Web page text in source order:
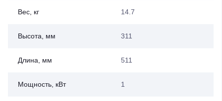
Вес, кг 14.7
Высота, мм 311
Длина, мм 511
Мощность, кВт 1